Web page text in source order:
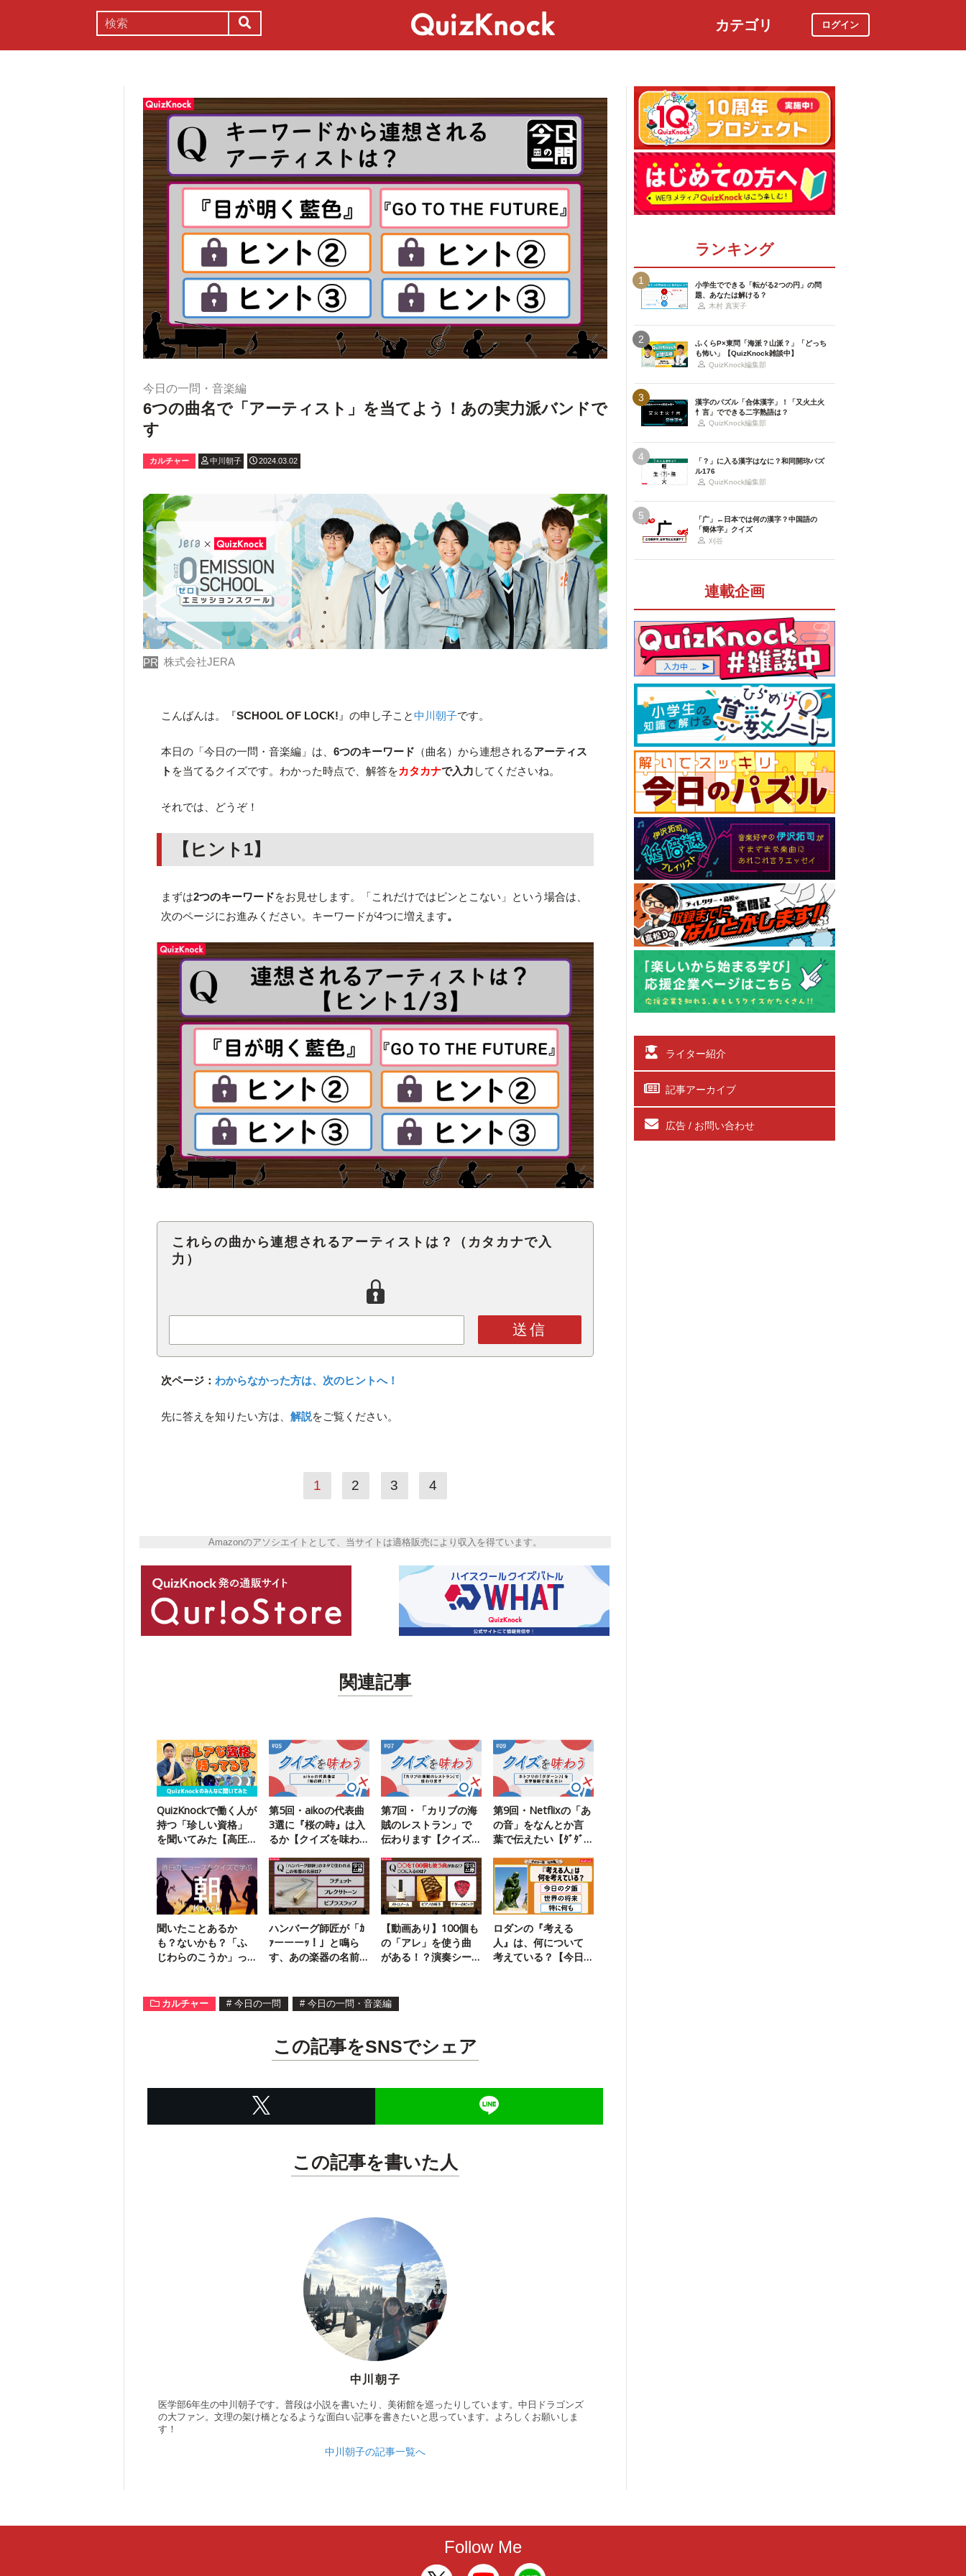
カテゴリ ログイン
今日の一問・音楽編
6つの曲名で「アーティスト」を当てよう！あの実力派バンドで
す
カルチャー 中川朝子 2024.03.02
PR 株式会社JERA
こんばんは。『SCHOOL OF LOCK!』の申し子こと中川朝子です。
本日の「今日の一問・音楽編」は、6つのキーワード （曲名）から連想されるアーティス
ト を当てるクイズです。わかった時点で、解答をカタカナで入力 してくださいね。
それでは、どうぞ！
【ヒント1】
まずは2つのキーワードをお見せします。「これだけではピンとこない」という場合は、
次のページにお進みください。キーワードが4つに増えます。
これらの曲から連想されるアーティストは？（カタカナで入
力）
送信
次ページ：わからなかった方は、次のヒントへ！
先に答えを知りたい方は、解説をご覧ください。
1 2 3 4
Amazonのアソシエイトとして、当サイトは適格販売により収入を得ています。
関連記事
QuizKnockで働く人が
持つ「珍しい資格」
を聞いてみた【高圧
免状】
第5回・aikoの代表曲
3選に『桜の時』は入
るか【クイズを味わ
第7回・「カリブの海
賊のレストラン」で
伝わります【クイズ
第9回・Netflixの「あ
の音」をなんとか言
葉で伝えたい【ﾀﾞﾀﾞｰ
聞いたことあるか
も？ないかも？「ふ
じわらのこうか」っ
ハンバーグ師匠が「ｶ
ｧーーーｯ！」と鳴ら
す、あの楽器の名前
【動画あり】100個も
の「アレ」を使う曲
がある！？演奏シー
ロダンの『考える
人』は、何について
考えている？【今日
カルチャー # 今日の一問 # 今日の一問・音楽編
この記事をSNSでシェア
この記事を書いた人
中川朝子
医学部6年生の中川朝子です。普段は小説を書いたり、美術館を巡ったりしています。中日ドラゴンズ
の大ファン。文理の架け橋となるような面白い記事を書きたいと思っています。よろしくお願いしま
す！
中川朝子の記事一覧へ
ランキング
1
小学生でできる「転がる2つの円」の問
題、あなたは解ける？
木村 真実子
2
ふくらP×東問「海派？山派？」「どっち
も怖い」【QuizKnock雑談中】
QuizKnock編集部
3
漢字のパズル「合体漢字」！「又火土火
忄言」でできる二字熟語は？
QuizKnock編集部
4
「？」に入る漢字はなに？和同開珎パズ
ル176
QuizKnock編集部
5
「广」←日本では何の漢字？中国語の
「簡体字」クイズ
刈谷
連載企画
ライター紹介
記事アーカイブ
広告 / お問い合わせ
Follow Me